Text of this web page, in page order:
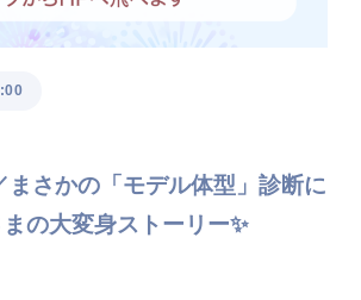
まさかの「モデル体型」診断に
の大変身ストーリー✨